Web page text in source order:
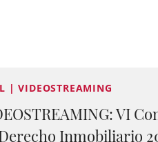
| VIDEOSTREAMING
VI
Inmobiliario